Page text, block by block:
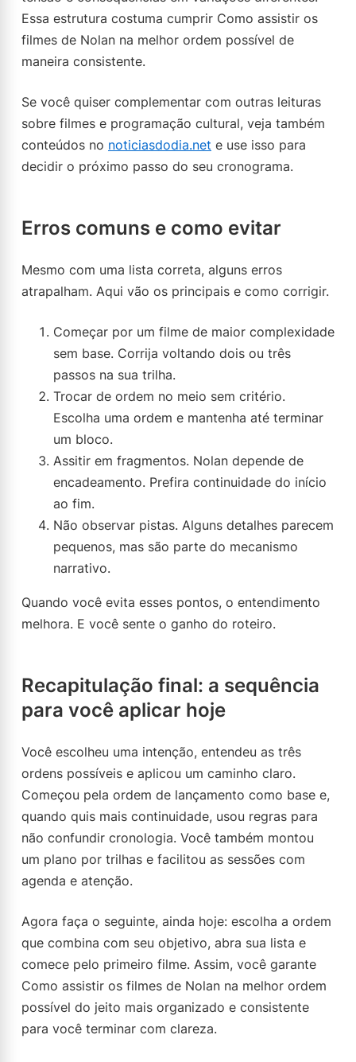
Essa estrutura costuma cumprir Como assistir os
filmes de Nolan na melhor ordem possível de
maneira consistente.
Se você quiser complementar com outras leituras
sobre filmes e programação cultural, veja também
conteúdos no noticiasdodia.net e use isso para
decidir o próximo passo do seu cronograma.
Erros comuns e como evitar
Mesmo com uma lista correta, alguns erros
atrapalham. Aqui vão os principais e como corrigir.
Começar por um filme de maior complexidade
sem base. Corrija voltando dois ou três
passos na sua trilha.
Trocar de ordem no meio sem critério.
Escolha uma ordem e mantenha até terminar
um bloco.
Assitir em fragmentos. Nolan depende de
encadeamento. Prefira continuidade do início
ao fim.
Não observar pistas. Alguns detalhes parecem
pequenos, mas são parte do mecanismo
narrativo.
Quando você evita esses pontos, o entendimento
melhora. E você sente o ganho do roteiro.
Recapitulação final: a sequência
para você aplicar hoje
Você escolheu uma intenção, entendeu as três
ordens possíveis e aplicou um caminho claro.
Começou pela ordem de lançamento como base e,
quando quis mais continuidade, usou regras para
não confundir cronologia. Você também montou
um plano por trilhas e facilitou as sessões com
agenda e atenção.
Agora faça o seguinte, ainda hoje: escolha a ordem
que combina com seu objetivo, abra sua lista e
comece pelo primeiro filme. Assim, você garante
Como assistir os filmes de Nolan na melhor ordem
possível do jeito mais organizado e consistente
para você terminar com clareza.